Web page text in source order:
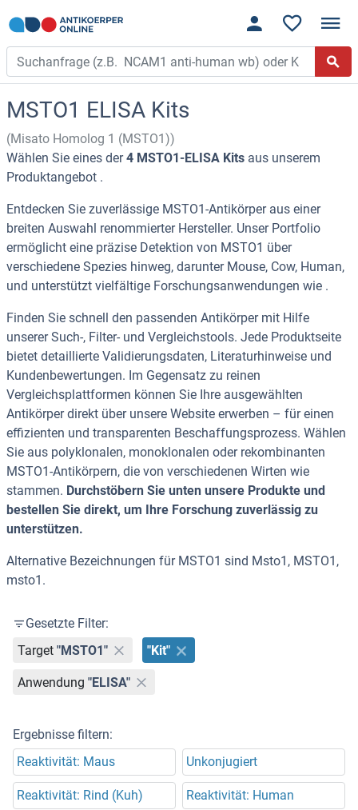
MSTO1 ELISA Kits
(Misato Homolog 1 (MSTO1))
Wählen Sie eines der4 MSTO1-ELISA Kits aus unserem
Produktangebot .
Entdecken Sie zuverlässige MSTO1-Antikörper aus einer
breiten Auswahl renommierter Hersteller. Unser Portfolio
ermöglicht eine präzise Detektion von MSTO1 über
verschiedene Spezies hinweg, darunter Mouse, Cow, Human,
und unterstützt vielfältige Forschungsanwendungen wie .
Finden Sie schnell den passenden Antikörper mit Hilfe
unserer Such-, Filter- und Vergleichstools. Jede Produktseite
bietet detaillierte Validierungsdaten, Literaturhinweise und
Kundenbewertungen. Im Gegensatz zu reinen
Vergleichsplattformen können Sie Ihre ausgewählten
Antikörper direkt über unsere Website erwerben – für einen
effizienten und transparenten Beschaffungsprozess. Wählen
Sie aus polyklonalen, monoklonalen oder rekombinanten
MSTO1-Antikörpern, die von verschiedenen Wirten wie
stammen. Durchstöbern Sie unten unsere Produkte und
bestellen Sie direkt, um Ihre Forschung zuverlässig zu
unterstützen.
Alternative Bezeichnungen für MSTO1 sind Msto1, MSTO1,
msto1.
Gesetzte Filter:
Target "MSTO1" "Kit"
Anwendung "ELISA"
Ergebnisse filtern:
Reaktivität: Maus
Unkonjugiert
Reaktivität: Rind (Kuh) Reaktivität: Human